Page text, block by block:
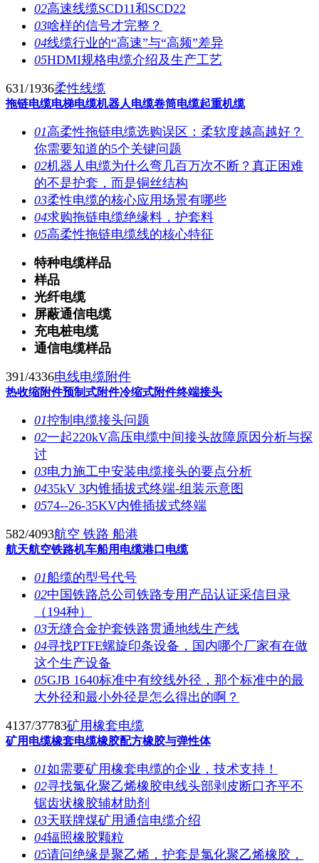
02高速线缆SCD11和SCD22
03啥样的信号才完整？
04线缆行业的“高速”与“高频”差异
05HDMI规格电缆介绍及生产工艺
631/1936柔性线缆
拖链电缆电梯电缆机器人电缆卷筒电缆起重机缆
01高柔性拖链电缆选购误区：柔软度越高越好？
你需要知道的5个关键问题
02机器人电缆为什么弯几百万次不断？真正困难
的不是护套，而是铜丝结构
03柔性电缆的核心应用场景有哪些
04求购拖链电缆绝缘料，护套料
05高柔性拖链电缆线的核心特征
特种电缆样品
样品
光纤电缆
屏蔽通信电缆
充电桩电缆
通信电缆样品
391/4336电线电缆附件
热收缩附件预制式附件冷缩式附件终端接头
01控制电缆接头问题
02一起220kV高压电缆中间接头故障原因分析与探
讨
03电力施工中安装电缆接头的要点分析
0435kV 3内锥插拔式终端-组装示意图
0574--26-35KV内锥插拔式终端
582/4093航空 铁路 船港
航天航空铁路机车船用电缆港口电缆
01船缆的型号代号
02中国铁路总公司铁路专用产品认证采信目录
（194种）
03无缝合金护套铁路贯通地线生产线
04寻找PTFE螺旋印条设备，国内哪个厂家有在做
这个生产设备
05GJB 1640标准中有绞线外径，那个标准中的最
大外径和最小外径是怎么得出的啊？
4137/37783矿用橡套电缆
矿用电缆橡套电缆橡胶配方橡胶与弹性体
01如需要矿用橡套电缆的企业，技术支持！
02寻找氯化聚乙烯橡胶电线头部剥皮断口齐平不
锯齿状橡胶辅材助剂
03天联牌煤矿用通信电缆介绍
04辐照橡胶颗粒
05请问绝缘是聚乙烯，护套是氯化聚乙烯橡胶，